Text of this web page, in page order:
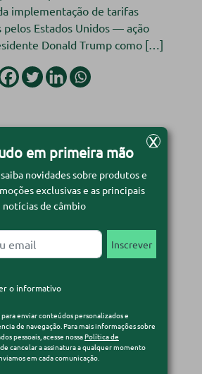
implementação de tarifas
pelos Estados Unidos — ação
Donald Trump como […]
X
em primeira mão
novidades sobre produtos e
exclusivas e as principais
notícias de câmbio
o informativo
para enviar conteúdos personalizados e
de navegação. Para mais informações sobre
pessoais, acesse nossaPolítica de
cancelar a assinatura a qualquer momento
em cada comunicação.